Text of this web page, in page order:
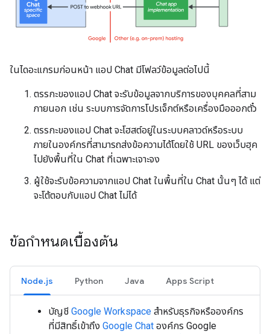
ในไดอะแกรมก่อนหน้า แอป Chat มีโฟลว์ข้อมูลต่อไปนี้
ตรรกะของแอป Chat จะรับข้อมูลจากบริการของบุคคลที่สาม
ภายนอก เช่น ระบบการจัดการโปรเจ็กต์หรือเครื่องมือออกตั๋ว
ตรรกะของแอป Chat จะโฮสต์อยู่ในระบบคลาวด์หรือระบบ
ภายในองค์กรที่สามารถส่งข้อความได้โดยใช้ URL ของเว็บฮุค
ไปยังพื้นที่ใน Chat ที่เฉพาะเจาะจง
ผู้ใช้จะรับข้อความจากแอป Chat ในพื้นที่ใน Chat นั้นๆ ได้ แต่
จะโต้ตอบกับแอป Chat ไม่ได้
ข้อกำหนดเบื้องต้น
Node.js Python Java Apps Script
บัญชี Google Workspace สำหรับธุรกิจหรือองค์กร
ที่มีสิทธิ์เข้าถึง Google Chat องค์กร Google